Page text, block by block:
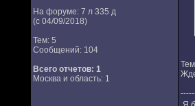
На форуме: 7 л 335 д
(с 04/09/2018)
Тем: 5
Сообщений: 104
Всего отчетов: 1
Москва и область: 1